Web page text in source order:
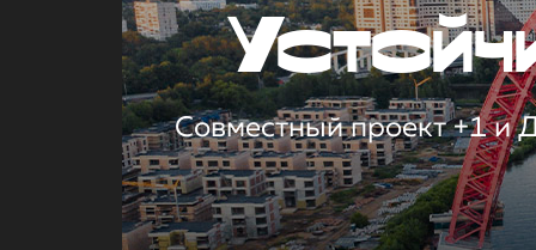
Совместный проект +1 и